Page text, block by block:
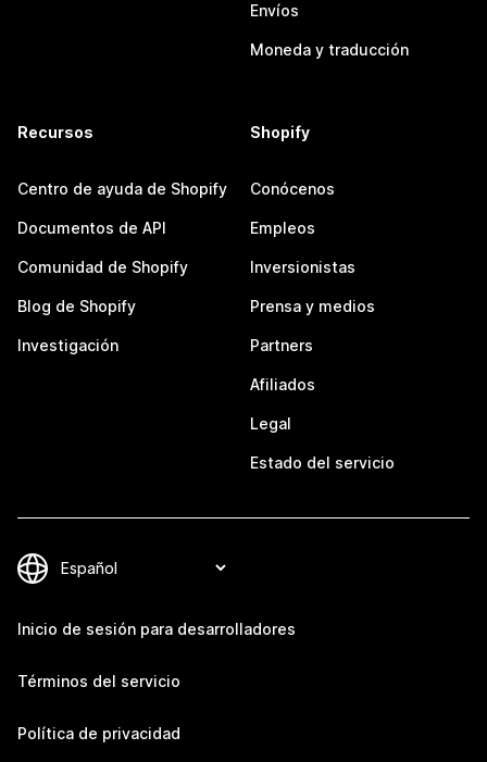
Envíos
Moneda y traducción
Recursos
Centro de ayuda de Shopify
Documentos de API
Comunidad de Shopify
Blog de Shopify
Investigación
Shopify
Conócenos
Empleos
Inversionistas
Prensa y medios
Partners
Afiliados
Legal
Estado del servicio
Inicio de sesión para desarrolladores
Términos del servicio
Política de privacidad